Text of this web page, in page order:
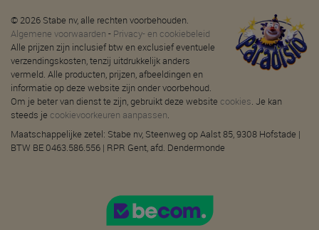
© 2026 Stabe nv, alle rechten voorbehouden.
Algemene voorwaarden - Privacy- en cookiebeleid
Alle prijzen zijn inclusief btw en exclusief eventuele
verzendingskosten, tenzij uitdrukkelijk anders
vermeld. Alle producten, prijzen, afbeeldingen en
informatie op deze website zijn onder voorbehoud.
Om je beter van dienst te zijn, gebruikt deze website cookies. Je kan
steeds je cookievoorkeuren aanpassen.
Maatschappelijke zetel: Stabe nv, Steenweg op Aalst 85, 9308 Hofstade |
BTW BE 0463.586.556 | RPR Gent, afd. Dendermonde